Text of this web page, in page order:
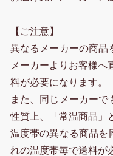
【ご注意】
異なるメーカーの商品
メーカーよりお客様へ
料が必要になります。
また、同じメーカー
性質上、「常温商品」
温度帯の異なる商品を
れの温度帯毎で送料が